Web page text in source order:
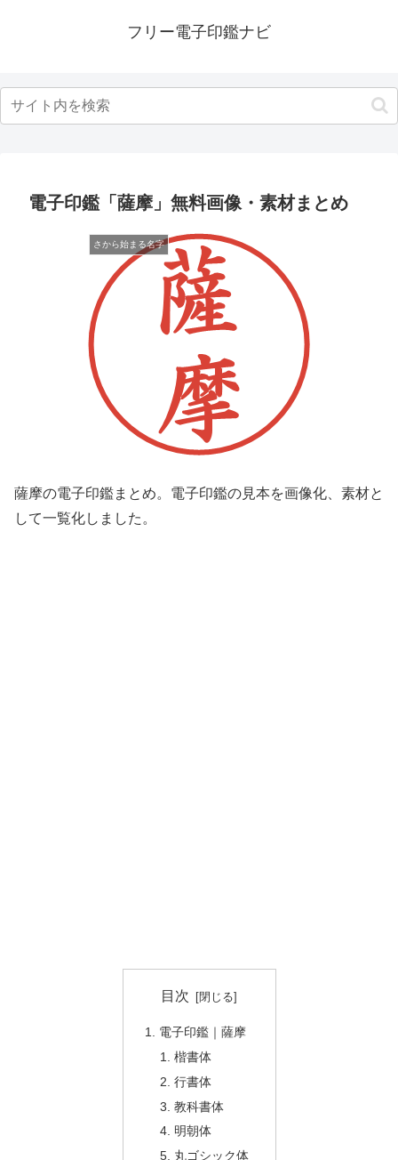
フリー電子印鑑ナビ
電子印鑑「薩摩」無料画像・素材まとめ
さから始まる名字
薩摩の電子印鑑まとめ。電子印鑑の見本を画像化、素材と
して一覧化しました。
目次
電子印鑑｜薩摩
楷書体
行書体
教科書体
明朝体
丸ゴシック体